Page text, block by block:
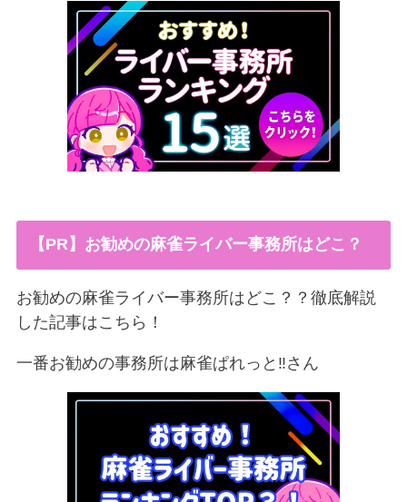
【PR】お勧めの麻雀ライバー事務所はどこ？
お勧めの麻雀ライバー事務所はどこ？？徹底解説
した記事はこちら！
一番お勧めの事務所は麻雀ぱれっと‼︎さん